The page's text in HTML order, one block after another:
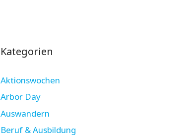
Kategorien
Aktionswochen
Arbor Day
Auswandern
Beruf & Ausbildung